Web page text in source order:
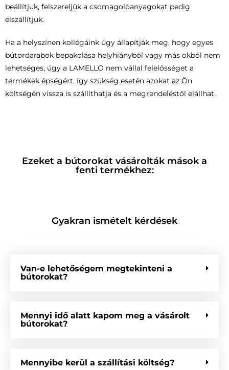
beállítjuk, felszereljük a csomagolóanyagokat pedig
elszállítjuk.
Ha a helyszínen kollégáink úgy állapítják meg, hogy egyes
bútordarabok bepakolása helyhiányból vagy más okból nem
lehetséges, úgy a LAMELLO nem vállal felelősséget a
termékek épségért, így szükség esetén azokat az Ön
költségén vissza is szállíthatja és a megrendeléstől elállhat.
Ezeket a bútorokat vásárolták mások a
fenti termékhez:
Gyakran ismételt kérdések
Van-e lehetőségem megtekinteni a
bútorokat?
Mennyi idő alatt kapom meg a vásárolt
bútorokat?
Mennyibe kerül a szállítási költség?